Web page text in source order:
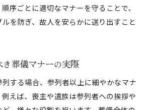
序ごとに適切なマナーを守ることで、
を防ぎ、故人を安らかに送り出すこと
葬儀マナーの実際
する場合、参列者以上に細やかなマナ
えば、喪主や遺族は参列者への挨拶や